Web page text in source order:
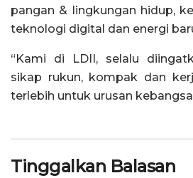
pangan & lingkungan hidup,
teknologi digital dan energi
“Kami di LDII, selalu
sikap rukun, kompak dan
terlebih untuk urusan
Tinggalkan Balasan